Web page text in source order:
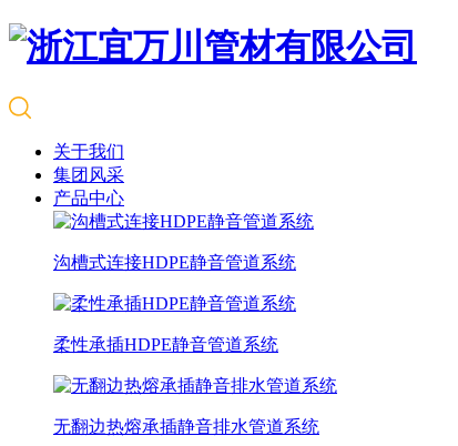
关于我们
集团风采
产品中心
沟槽式连接HDPE静音管道系统
柔性承插HDPE静音管道系统
无翻边热熔承插静音排水管道系统